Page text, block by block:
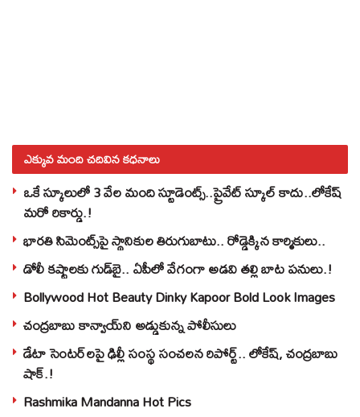
ఎక్కువ మంది చదివిన కధనాలు
ఒకే స్కూలులో 3 వేల మంది స్టూడెంట్స్‌..ప్రైవేట్‌ స్కూల్‌ కాదు..లోకేష్
మరో రికార్డు.!
భారతి సిమెంట్స్‌పై స్థానికుల తిరుగుబాటు.. రోడ్డెక్కిన కార్మికులు..
డోలీ కష్టాలకు గుడ్‌బై.. ఏపీలో వేగంగా అడవి తల్లి బాట పనులు.!
Bollywood Hot Beauty Dinky Kapoor Bold Look Images
చంద్రబాబు కాన్వాయ్‌ని అడ్డుకున్న పోలీసులు
డేటా సెంటర్‌లపై ఢిల్లీ సంస్థ సంచలన రిపోర్ట్.. లోకేష్‌, చంద్రబాబు
షాక్‌.!
Rashmika Mandanna Hot Pics